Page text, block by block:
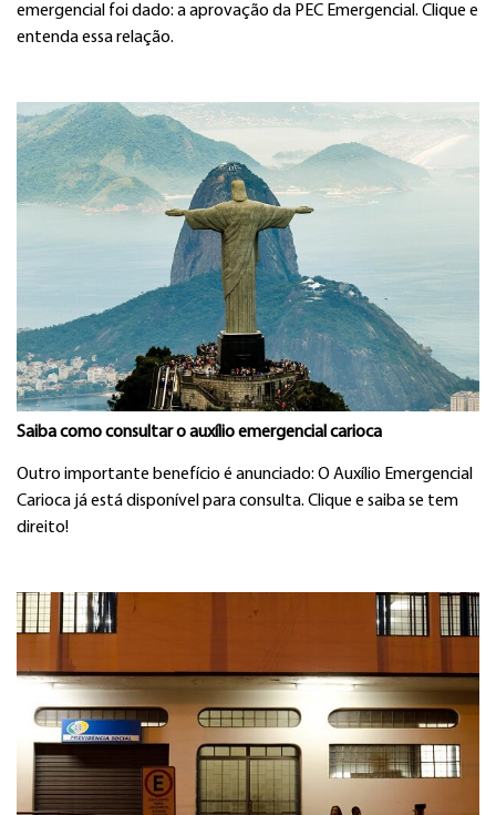
emergencial foi dado: a aprovação da PEC Emergencial. Clique e
entenda essa relação.
Saiba como consultar o auxílio emergencial carioca
Outro importante benefício é anunciado: O Auxílio Emergencial
Carioca já está disponível para consulta. Clique e saiba se tem
direito!